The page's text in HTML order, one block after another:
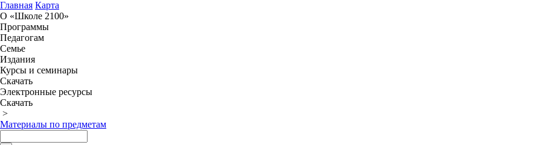
Главная Карта
О «Школе 2100»
Программы
Педагогам
Семье
Издания
Курсы и семинары
Скачать
Электронные ресурсы
Скачать
>
Материалы по предметам